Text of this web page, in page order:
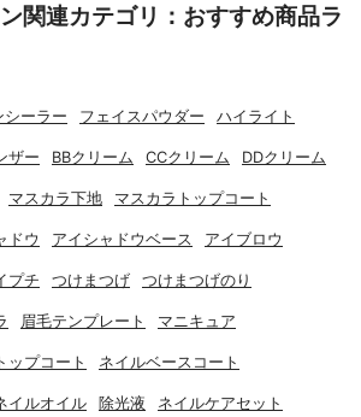
関連カテゴリ：おすすめ商品ラ
シーラー フェイスパウダー ハイライト
ザー BBクリーム CCクリーム DDクリーム
マスカラ下地 マスカラトップコート
ドウ アイシャドウベース アイブロウ
プチ つけまつげ つけまつげのり
眉毛テンプレート マニキュア
ップコート ネイルベースコート
イルオイル 除光液 ネイルケアセット